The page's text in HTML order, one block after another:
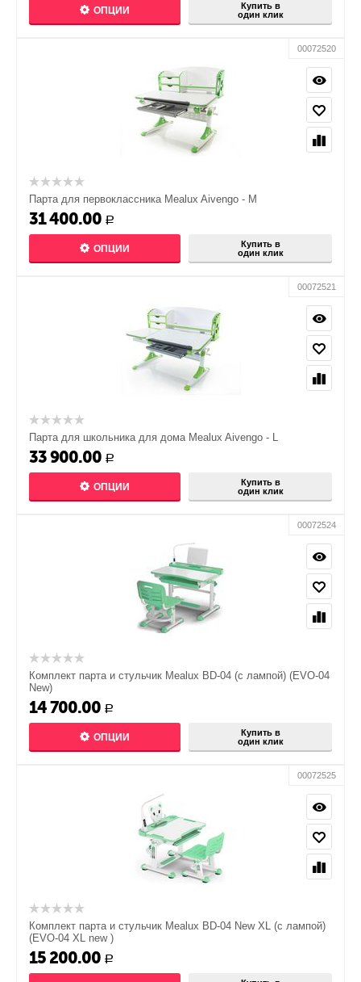
ОПЦИИ
Купить в
один клик
00072520
Парта для первоклассника Mealux Aivengo - M
31 400.00 Р
ОПЦИИ
Купить в
один клик
00072521
Парта для школьника для дома Mealux Aivengo - L
33 900.00 Р
ОПЦИИ
Купить в
один клик
00072524
Комплект парта и стульчик Mealux BD-04 (с лампой) (EVO-04
New)
14 700.00 Р
ОПЦИИ
Купить в
один клик
00072525
Комплект парта и стульчик Mealux BD-04 New XL (с лампой)
(EVO-04 XL new )
15 200.00 Р